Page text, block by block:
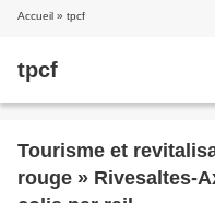
Accueil » tpcf
tpcf
Tourisme et
rouge » Rivesaltes-